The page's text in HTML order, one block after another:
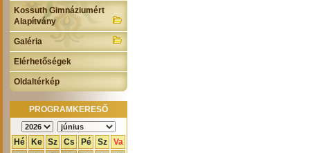
Kossuth Gimnáziumért
Alapítvány
Galéria
Elérhetőségek
Oldaltérkép
PROGRAMKERESŐ
Hé Ke Sz Cs Pé Sz
Va